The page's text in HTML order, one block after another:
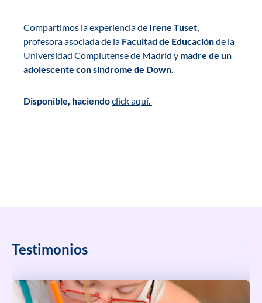
Compartimos la experiencia de Irene Tuset,
profesora asociada de la Facultad de Educaciónde la
Universidad Complutense de Madrid y madre de un
adolescente con síndrome de Down.
Disponible, haciendoclick aquí.
Testimonios